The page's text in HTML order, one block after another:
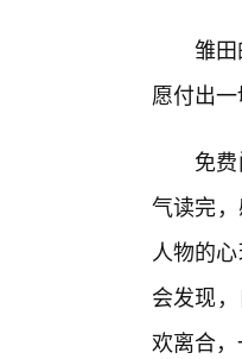
雏
愿付出
免
气读完
人物的
会发现
欢离合